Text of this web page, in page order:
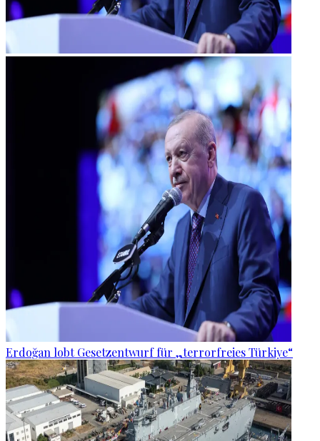
Erdoğan lobt Gesetzentwurf für „terrorfreies Türkiye“